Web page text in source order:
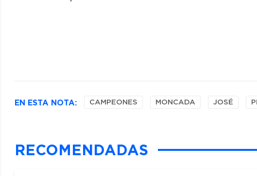
EN ESTA NOTA: CAMPEONES MONCADA JOSÉ
RECOMENDADAS